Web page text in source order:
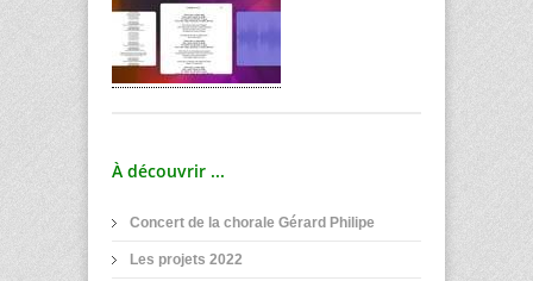
À découvrir ...
Concert de la chorale Gérard Philipe
Les projets 2022